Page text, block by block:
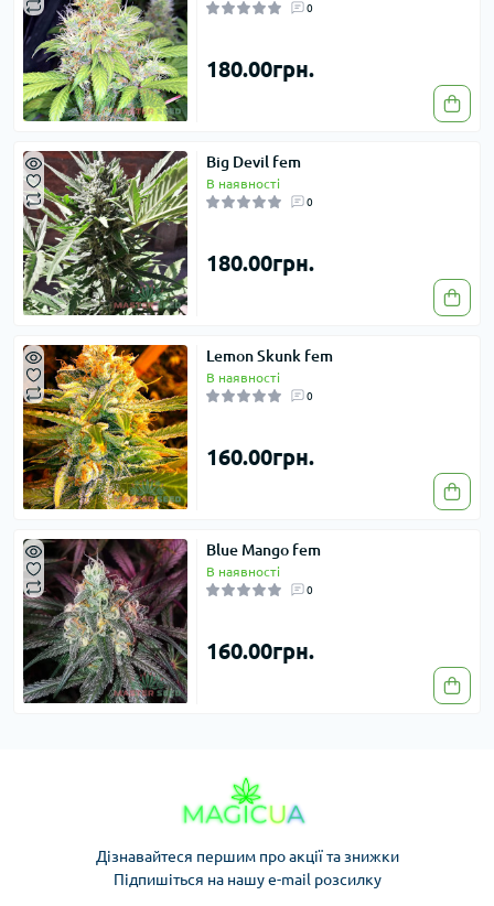
0
180.00грн.
Big Devil fem
В наявності
0
180.00грн.
Lemon Skunk fem
В наявності
0
160.00грн.
Blue Mango fem
В наявності
0
160.00грн.
Дізнавайтеся першим про акції та знижки
Підпишіться на нашу e-mail розсилку